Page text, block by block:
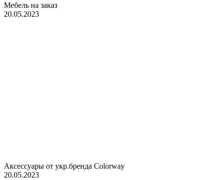
Мебель на заказ
20.05.2023
Аксессуары от укр.бренда Colorway
20.05.2023